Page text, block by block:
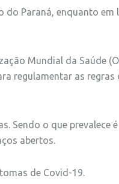
do Paraná, enquanto em
Mundial da Saúde
regulamentar as regras
o que prevalece é
abertos.
de Covid-19.